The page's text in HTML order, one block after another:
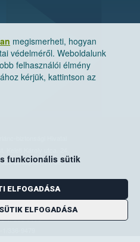
megismerheti, hogyan
védelméről. Weboldalunk
felhasználói élmény
kérjük, kattintson az
funkcionális sütik
ELFOGADÁSA
ELFOGADÁSA
biztonsági Hivatal
Budapest. Pf. 30.
80/263-244
1/ 336-9000